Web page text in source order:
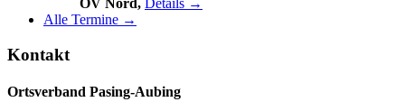
OV Nord, Details →
Alle Termine →
Kontakt
Ortsverband Pasing-Aubing